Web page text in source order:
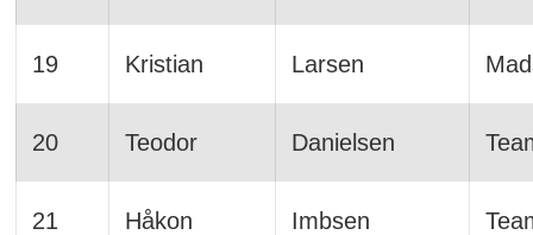
19 Kristian Larsen
20 Teodor Danielsen
21 Håkon Imbsen